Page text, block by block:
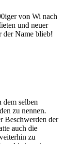
von Wi nach
und neuer
der Name blieb!
dem selben
zu nennen.
Beschwerden der
auch die
zu